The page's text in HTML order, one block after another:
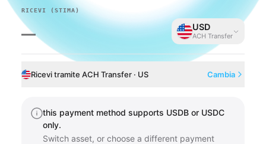
RICEVI (STIMA)
— USD
ACH Transfer
Ricevi tramite ACH Transfer · US Cambia
this payment method supports USDB or USDC
only.
Switch asset, or choose a different payment